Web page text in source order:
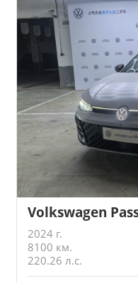
Volkswagen
2024 г.
8100 км.
220.26 л.с.